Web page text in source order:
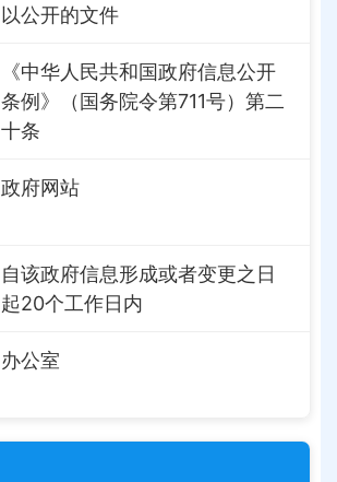
以公开的文件
《中华人民共和国政府信息公开
条例》（国务院令第711号）第二
十条
政府网站
自该政府信息形成或者变更之日
起20个工作日内
办公室